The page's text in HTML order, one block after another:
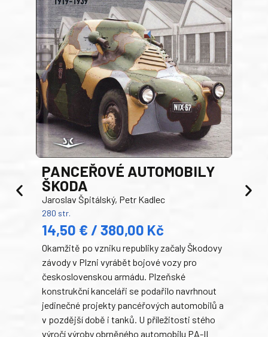
PANCEŘOVÉ AUTOMOBILY
ŠKODA
Jaroslav Špitálský, Petr Kadlec
280 str.
14,50 € / 380,00 Kč
Okamžitě po vzniku republiky začaly Škodovy
závody v Plzni vyrábět bojové vozy pro
československou armádu. Plzeňské
konstrukční kanceláři se podařilo navrhnout
jedinečné projekty pancéřových automobilů a
v pozdější době i tanků. U příležitosti stého
výročí výroby obrněného automobilu PA-II